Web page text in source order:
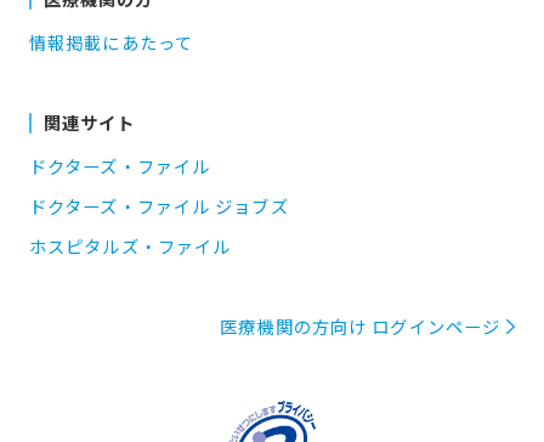
情報掲載にあたって
関連サイト
ドクターズ・ファイル
ドクターズ・ファイル ジョブズ
ホスピタルズ・ファイル
医療機関の方向け ログインページ